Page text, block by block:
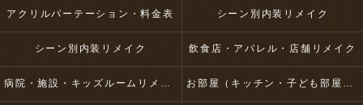
アクリルパーテーション・料金表 シーン別内装リメイク
シーン別内装リメイク 飲食店・アパレル・店舗リメイク
病院・施設・キッズルームリメイク お部屋（キッチン・子ども部屋・壁など）リメイク